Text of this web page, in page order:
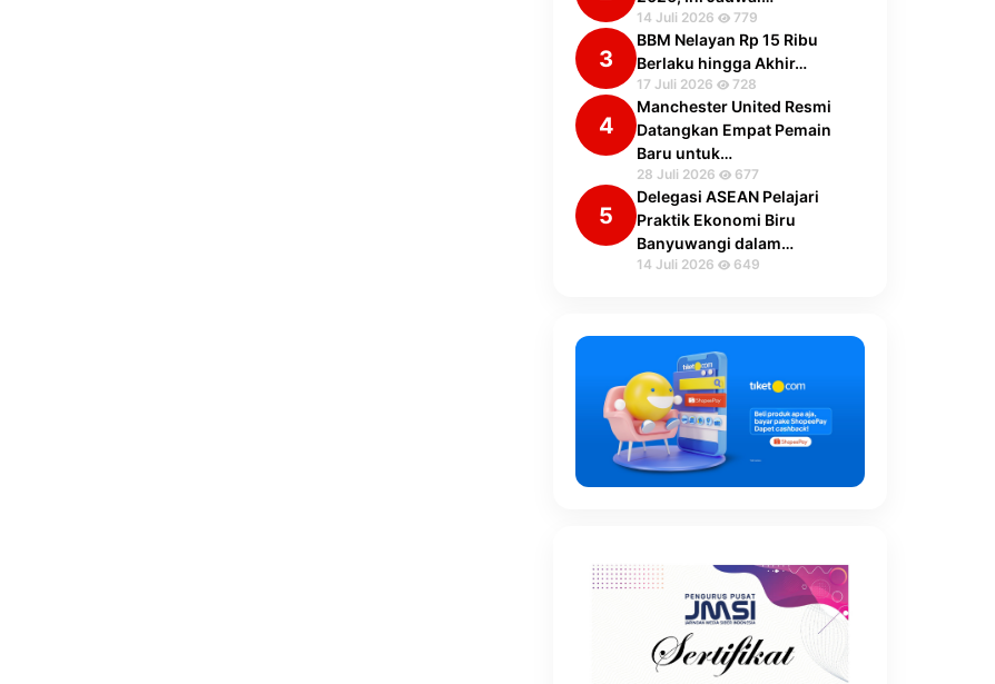
14 Juli 2026 779
3
BBM Nelayan Rp 15 Ribu
Berlaku hingga Akhir…
17 Juli 2026 728
4
Manchester United Resmi
Datangkan Empat Pemain
Baru untuk…
28 Juli 2026 677
5
Delegasi ASEAN Pelajari
Praktik Ekonomi Biru
Banyuwangi dalam…
14 Juli 2026 649